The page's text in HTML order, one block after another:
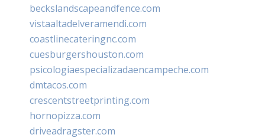
beckslandscapeandfence.com
vistaaltadelveramendi.com
coastlinecateringnc.com
cuesburgershouston.com
psicologiaespecializadaencampeche.com
dmtacos.com
crescentstreetprinting.com
hornopizza.com
driveadragster.com